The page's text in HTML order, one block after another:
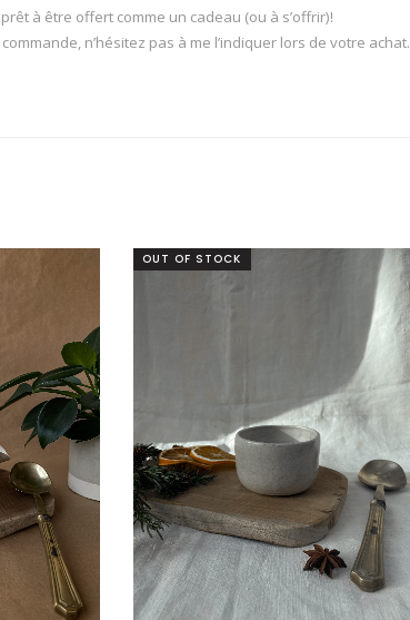
à être offert comme un cadeau (ou à s’offrir)!
n’hésitez pas à me l’indiquer lors de votre achat.
OUT OF STOCK